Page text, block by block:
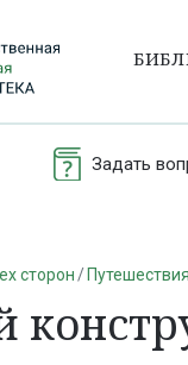
Задать
сторон